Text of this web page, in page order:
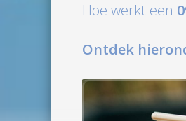
Hoe werkt een
Ontdek